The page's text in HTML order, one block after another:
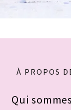
À PROPOS
Qui